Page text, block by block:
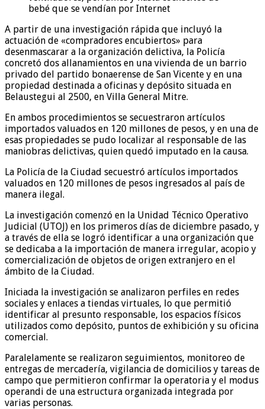
bebé que se vendían por Internet
A partir de una investigación rápida que incluyó la
actuación de «compradores encubiertos» para
desenmascarar a la organización delictiva, la Policía
concretó dos allanamientos en una vivienda de un barrio
privado del partido bonaerense de San Vicente y en una
propiedad destinada a oficinas y depósito situada en
Belaustegui al 2500, en Villa General Mitre.
En ambos procedimientos se secuestraron artículos
importados valuados en 120 millones de pesos, y en una de
esas propiedades se pudo localizar al responsable de las
maniobras delictivas, quien quedó imputado en la causa.
La Policía de la Ciudad secuestró artículos importados
valuados en 120 millones de pesos ingresados al país de
manera ilegal.
La investigación comenzó en la Unidad Técnico Operativo
Judicial (UTOJ) en los primeros días de diciembre pasado, y
a través de ella se logró identificar a una organización que
se dedicaba a la importación de manera irregular, acopio y
comercialización de objetos de origen extranjero en el
ámbito de la Ciudad.
Iniciada la investigación se analizaron perfiles en redes
sociales y enlaces a tiendas virtuales, lo que permitió
identificar al presunto responsable, los espacios físicos
utilizados como depósito, puntos de exhibición y su oficina
comercial.
Paralelamente se realizaron seguimientos, monitoreo de
entregas de mercadería, vigilancia de domicilios y tareas de
campo que permitieron confirmar la operatoria y el modus
operandi de una estructura organizada integrada por
varias personas.